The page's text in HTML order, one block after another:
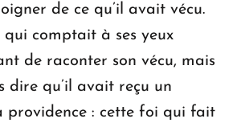
de ce qu’il avait vécu.
qui comptait à ses yeux
de raconter son vécu, mais
dire qu’il avait reçu un
providence : cette foi qui fait